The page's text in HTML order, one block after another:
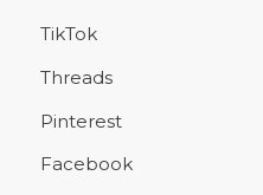
TikTok
Threads
Pinterest
Facebook